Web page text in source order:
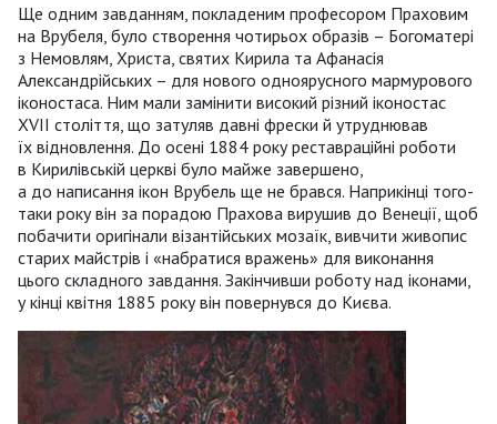
Ще одним завданням, покладеним професором Праховим
на Врубеля, було створення чотирьох образів – Богоматері
з Немовлям, Христа, святих Кирила та Афанасія
Александрійських – для нового одноярусного мармурового
іконостаса. Ним мали замінити високий різний іконостас
XVII століття, що затуляв давні фрески й утруднював
їх відновлення. До осені 1884 року реставраційні роботи
в Кирилівській церкві було майже завершено,
а до написання ікон Врубель ще не брався. Наприкінці того-
таки року він за порадою Прахова вирушив до Венеції, щоб
побачити оригінали візантійських мозаїк, вивчити живопис
старих майстрів і «набратися вражень» для виконання
цього складного завдання. Закінчивши роботу над іконами,
у кінці квітня 1885 року він повернувся до Києва.